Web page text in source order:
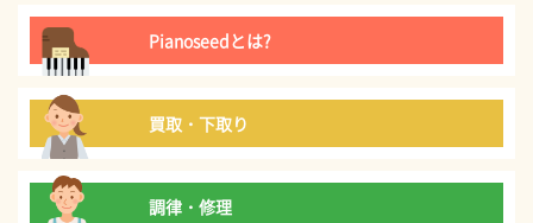
Pianoseedとは?
買取・下取り
調律・修理